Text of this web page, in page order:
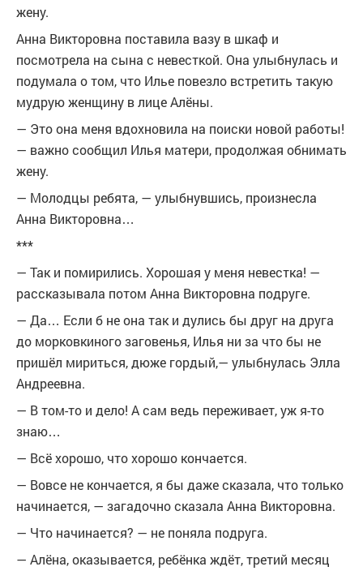
жену.
Анна Викторовна поставила вазу в шкаф и
посмотрела на сына с невесткой. Она улыбнулась и
подумала о том, что Илье повезло встретить такую
мудрую женщину в лице Алёны.
— Это она меня вдохновила на поиски новой работы!
— важно сообщил Илья матери, продолжая обнимать
жену.
— Молодцы ребята, — улыбнувшись, произнесла
Анна Викторовна…
***
— Так и помирились. Хорошая у меня невестка! —
рассказывала потом Анна Викторовна подруге.
— Да… Если б не она так и дулись бы друг на друга
до морковкиного заговенья, Илья ни за что бы не
пришёл мириться, дюже гордый,— улыбнулась Элла
Андреевна.
— В том-то и дело! А сам ведь переживает, уж я-то
знаю…
— Всё хорошо, что хорошо кончается.
— Вовсе не кончается, я бы даже сказала, что только
начинается, — загадочно сказала Анна Викторовна.
— Что начинается? — не поняла подруга.
— Алёна, оказывается, ребёнка ждёт, третий месяц